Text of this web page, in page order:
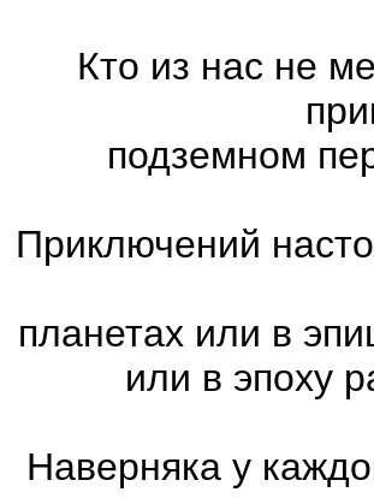
Кто из нас не
подземном
Приключений
планетах или в
или в эпоху
Наверняка у